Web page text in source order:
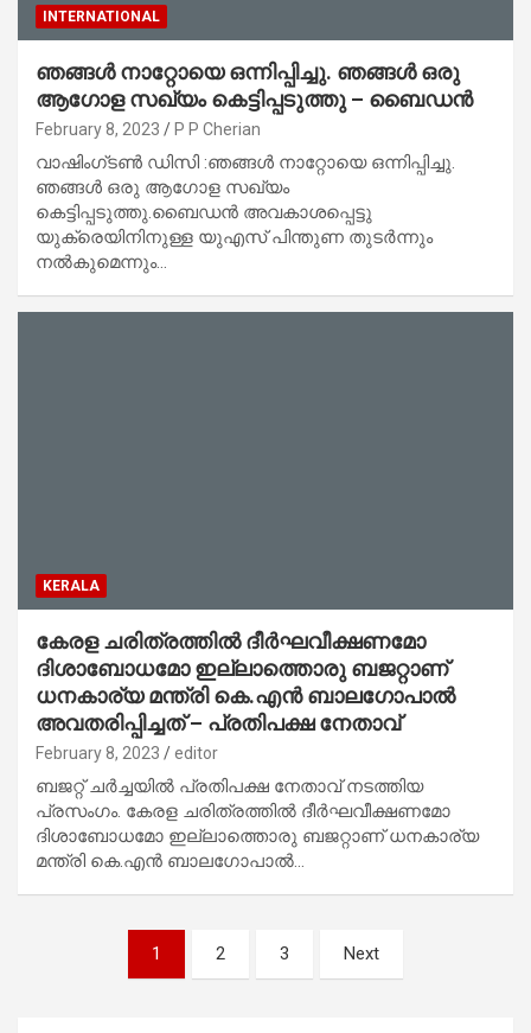
INTERNATIONAL
ഞങ്ങൾ നാറ്റോയെ ഒന്നിപ്പിച്ചു. ഞങ്ങൾ ഒരു
ആഗോള സഖ്യം കെട്ടിപ്പടുത്തു – ബൈഡൻ
February 8, 2023 P P Cherian
വാഷിംഗ്‌ടൺ ഡിസി :ഞങ്ങൾ നാറ്റോയെ ഒന്നിപ്പിച്ചു.
ഞങ്ങൾ ഒരു ആഗോള സഖ്യം
കെട്ടിപ്പടുത്തു.ബൈഡൻ അവകാശപ്പെട്ടു
യുക്രെയിനിനുള്ള യുഎസ് പിന്തുണ തുടർന്നും
നൽകുമെന്നും…
KERALA
കേരള ചരിത്രത്തില്‍ ദീര്‍ഘവീക്ഷണമോ
ദിശാബോധമോ ഇല്ലാത്തൊരു ബജറ്റാണ്
ധനകാര്യ മന്ത്രി കെ.എന്‍ ബാലഗോപാല്‍
അവതരിപ്പിച്ചത് – പ്രതിപക്ഷ നേതാവ്‌
February 8, 2023 editor
ബജറ്റ് ചര്‍ച്ചയില്‍ പ്രതിപക്ഷ നേതാവ് നടത്തിയ
പ്രസംഗം. കേരള ചരിത്രത്തില്‍ ദീര്‍ഘവീക്ഷണമോ
ദിശാബോധമോ ഇല്ലാത്തൊരു ബജറ്റാണ് ധനകാര്യ
മന്ത്രി കെ.എന്‍ ബാലഗോപാല്‍…
pagination
1 2 3 Next